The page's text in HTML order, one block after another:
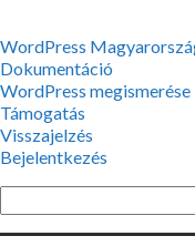
WordPress,
a
csodás
WordPress
Dokumentáció
WordPress megismerése
Támogatás
Visszajelzés
Bejelentkezés